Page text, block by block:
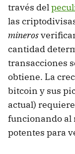
través del
las
mineros
cantidad
transacciones
obtiene. La
bitcoin y sus
actual)
funcionando al
potentes para